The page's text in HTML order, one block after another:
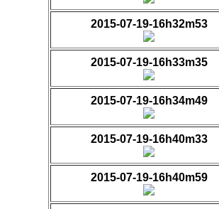
2015-07-19-16h32m53
2015-07-19-16h33m35
2015-07-19-16h34m49
2015-07-19-16h40m33
2015-07-19-16h40m59